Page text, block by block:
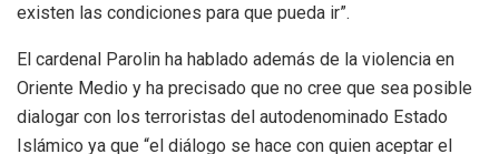
existen las condiciones para que pueda ir”.
El cardenal Parolin ha hablado además de la violencia en
Oriente Medio y ha precisado que no cree que sea posible
dialogar con los terroristas del autodenominado Estado
Islámico ya que “el diálogo se hace con quien aceptar el